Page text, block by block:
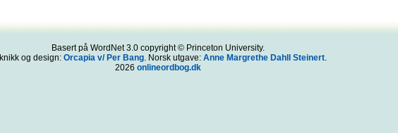
Basert på WordNet 3.0 copyright © Princeton University.
og design: Orcapia v/ Per Bang. Norsk utgave: Anne Margrethe Dahll Steinert.
2026 onlineordbog.dk